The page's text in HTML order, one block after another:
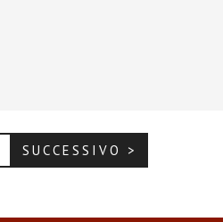
SUCCESSIVO >